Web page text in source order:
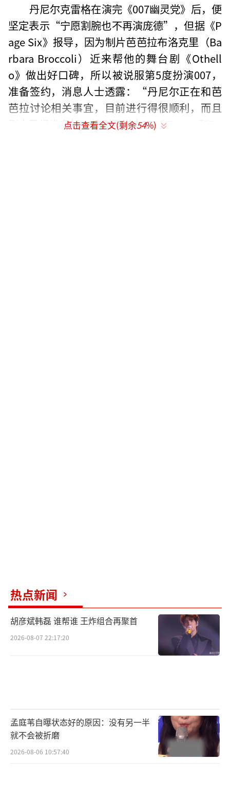
丹尼尔克雷格在演完《007幽灵党》后，便
坚定表示“宁愿割腕也不再演庞德”，但据《P
age Six》报导，因为制片芭芭拉布洛克里（Ba
rbara Broccoli）近来帮他的舞台剧《Othell
o》做出好口碑，所以被说服第5度扮演007，
准备签约，消息人士透露：“丹尼尔正在和芭
芭拉讨论相关事宜，目前进行得很顺利，而且
剧本已经准备好，编剧同样由Neal Purvis和Ro
点击查看全文(剩余54%)
热点新闻
胡彦斌韩磊 谁帮谁 王炸组合再聚首
2026-08-07 22:17:20
孟庭苇自曝状态好的原因：没有另一半
就不会被折磨
2026-08-06 10:57:40